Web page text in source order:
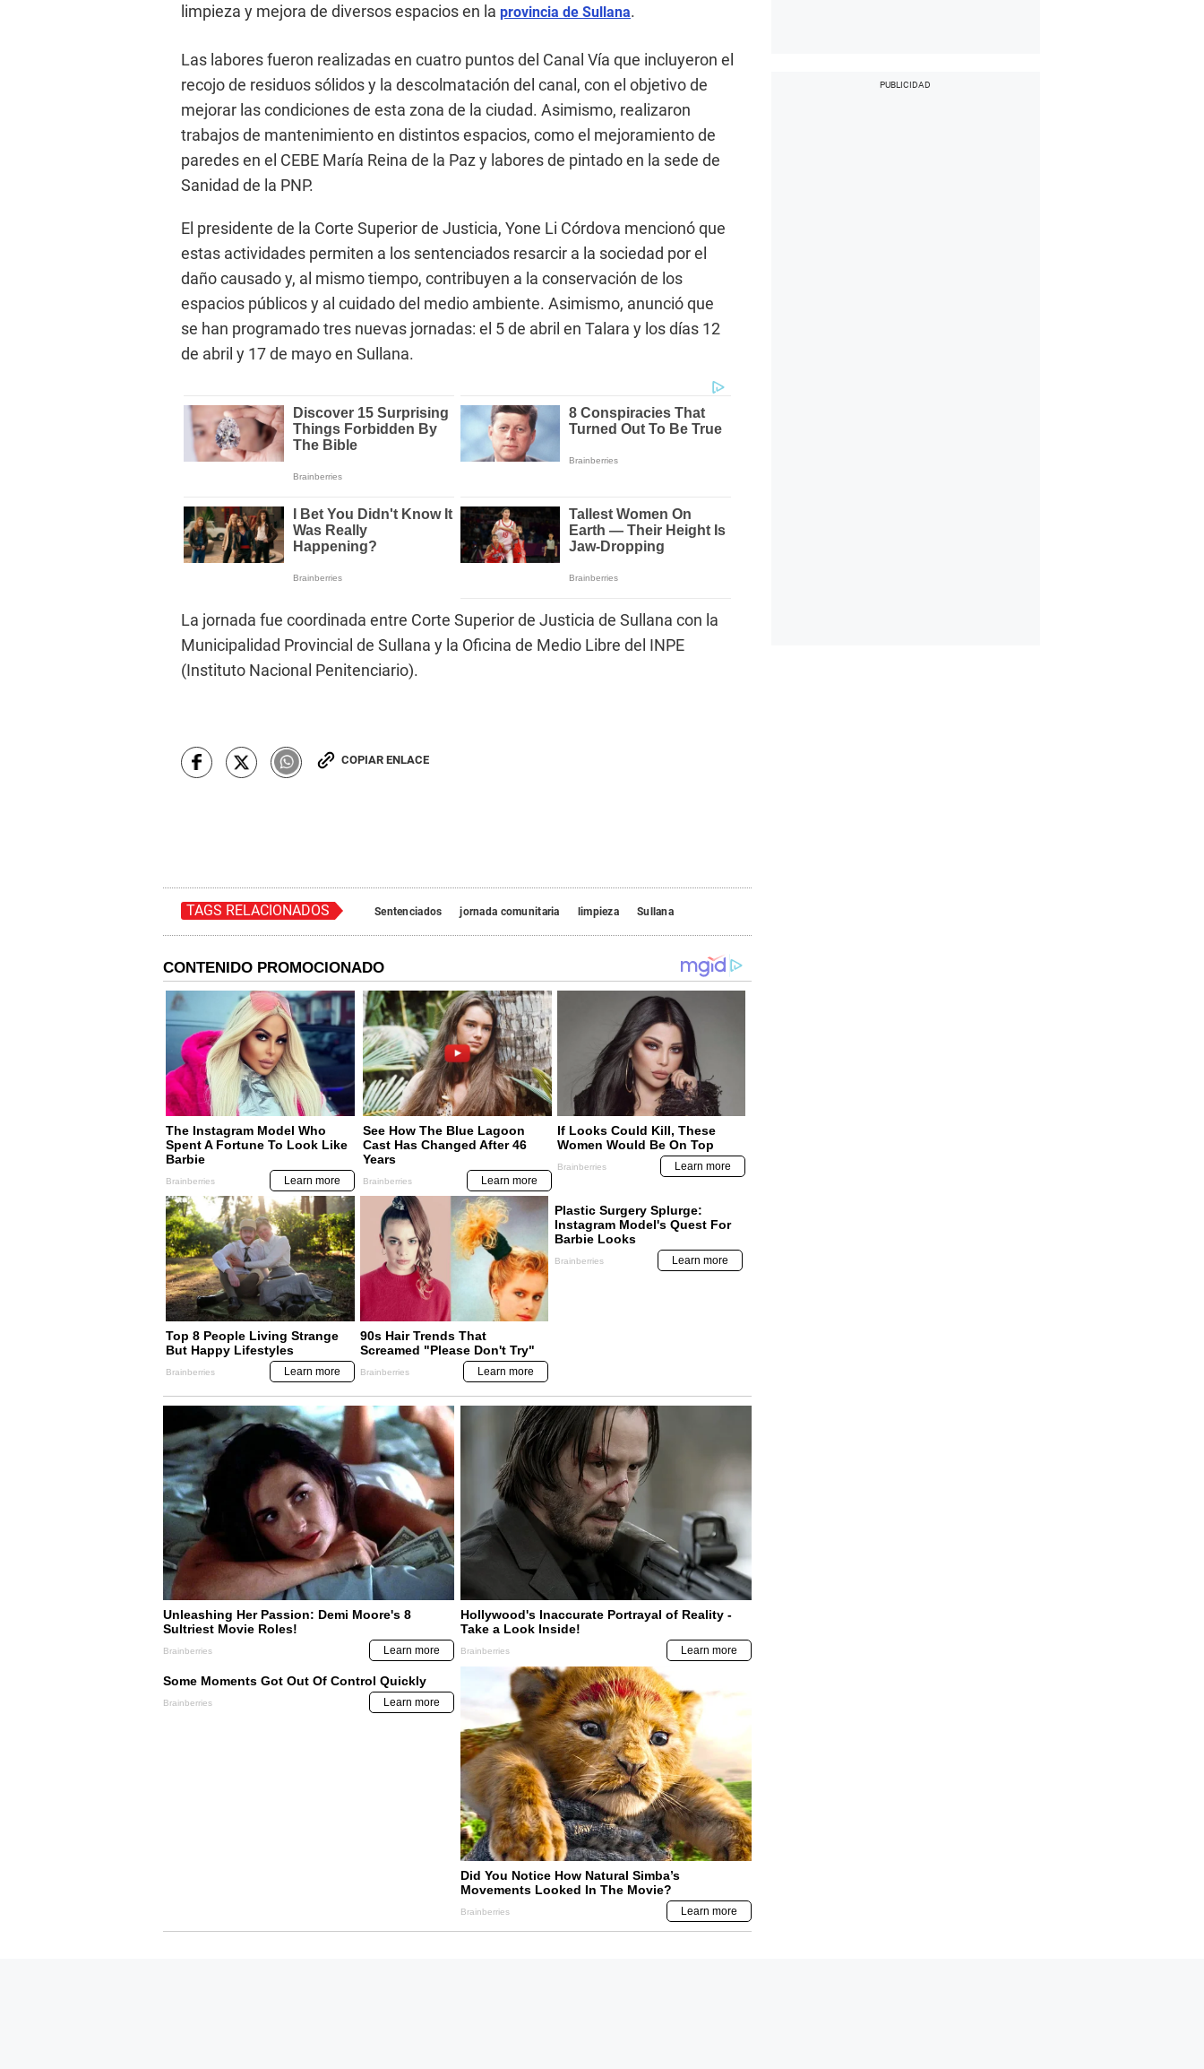
limpieza y mejora de diversos espacios en la provincia de Sullana.
Las labores fueron realizadas en cuatro puntos del Canal Vía que incluyeron el
recojo de residuos sólidos y la descolmatación del canal, con el objetivo de
mejorar las condiciones de esta zona de la ciudad. Asimismo, realizaron
trabajos de mantenimiento en distintos espacios, como el mejoramiento de
paredes en el CEBE María Reina de la Paz y labores de pintado en la sede de
Sanidad de la PNP.
El presidente de la Corte Superior de Justicia, Yone Li Córdova mencionó que
estas actividades permiten a los sentenciados resarcir a la sociedad por el
daño causado y, al mismo tiempo, contribuyen a la conservación de los
espacios públicos y al cuidado del medio ambiente. Asimismo, anunció que
se han programado tres nuevas jornadas: el 5 de abril en Talara y los días 12
de abril y 17 de mayo en Sullana.
La jornada fue coordinada entre Corte Superior de Justicia de Sullana con la
Municipalidad Provincial de Sullana y la Oficina de Medio Libre del INPE
(Instituto Nacional Penitenciario).
COPIAR ENLACE
TAGS RELACIONADOS Sentenciados jornada comunitaria limpieza Sullana